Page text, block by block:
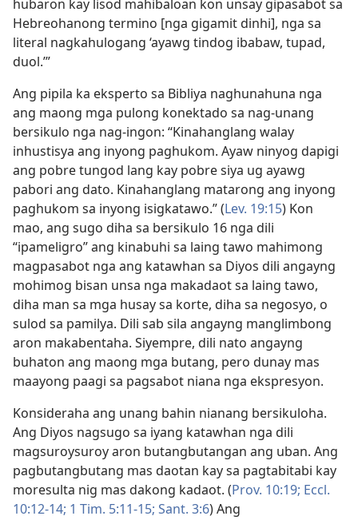
hubaron kay lisod mahibaloan kon unsay gipasabot sa
Hebreohanong termino [nga gigamit dinhi], nga sa
literal nagkahulogang ‘ayawg tindog ibabaw, tupad,
duol.’”
Ang pipila ka eksperto sa Bibliya naghunahuna nga
ang maong mga pulong konektado sa nag-unang
bersikulo nga nag-ingon: “Kinahanglang walay
inhustisya ang inyong paghukom. Ayaw ninyog dapigi
ang pobre tungod lang kay pobre siya ug ayawg
pabori ang dato. Kinahanglang matarong ang inyong
paghukom sa inyong isigkatawo.” (Lev. 19:15) Kon
mao, ang sugo diha sa bersikulo 16 nga dili
“ipameligro” ang kinabuhi sa laing tawo mahimong
magpasabot nga ang katawhan sa Diyos dili angayng
mohimog bisan unsa nga makadaot sa laing tawo,
diha man sa mga husay sa korte, diha sa negosyo, o
sulod sa pamilya. Dili sab sila angayng manglimbong
aron makabentaha. Siyempre, dili nato angayng
buhaton ang maong mga butang, pero dunay mas
maayong paagi sa pagsabot niana nga ekspresyon.
Konsideraha ang unang bahin nianang bersikuloha.
Ang Diyos nagsugo sa iyang katawhan nga dili
magsuroysuroy aron butangbutangan ang uban. Ang
pagbutangbutang mas daotan kay sa pagtabitabi kay
moresulta nig mas dakong kadaot. (Prov. 10:19; Eccl.
10:12-14; 1 Tim. 5:11-15; Sant. 3:6) Ang